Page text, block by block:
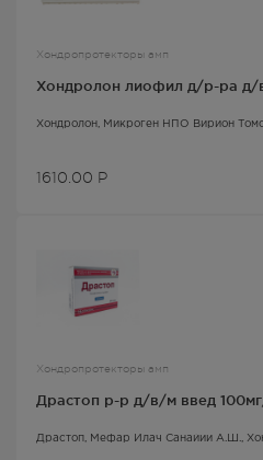
Хондропротекторы амп
Хондролон лиофил д/р-ра д/
Хондролон , Микроген НПО Вирион
1610.00 Р
Хондропротекторы амп
Драстоп р-р д/в/м введ
Драстоп , Мефар Илач Санайии А.Ш.,